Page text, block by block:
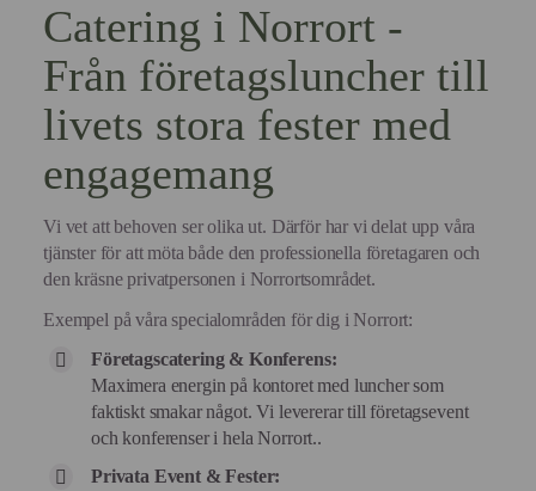
Catering i Norrort -
Från företagsluncher till
livets stora fester med
engagemang
Vi vet att behoven ser olika ut. Därför har vi delat upp våra
tjänster för att möta både den professionella företagaren och
den kräsne privatpersonen i Norrortsområdet.
Exempel på våra specialområden för dig i Norrort:
Företagscatering & Konferens:
Maximera energin på kontoret med luncher som
faktiskt smakar något. Vi levererar till företagsevent
och konferenser i hela Norrort..
Privata Event & Fester: